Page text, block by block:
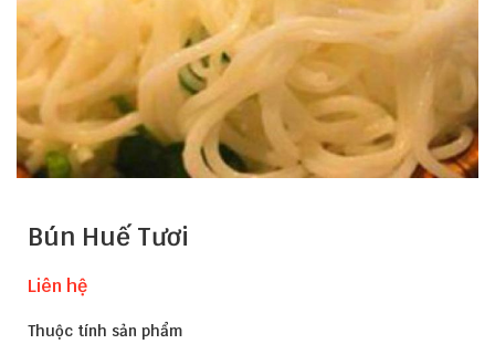
Bún Huế Tươi
Liên hệ
Thuộc tính sản phẩm